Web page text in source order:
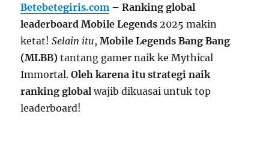
Betebetegiris.com – Ranking global
leaderboard Mobile Legends 2025 makin
ketat!Selain itu,Mobile Legends Bang Bang
(MLBB) tantang gamer naik ke Mythical
Immortal.Oleh karena itu strategi naik
ranking global wajib dikuasai untuk top
leaderboard!